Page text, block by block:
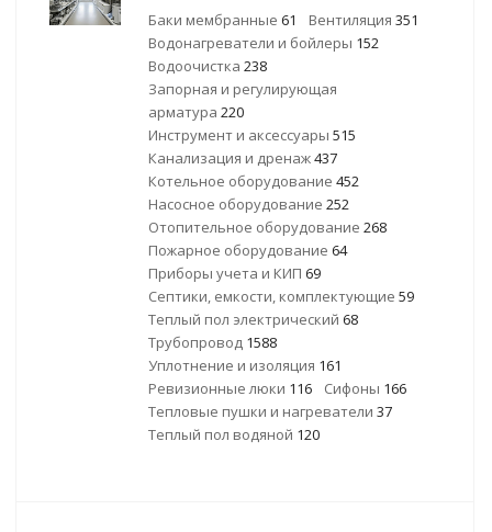
Баки мембранные 61 Вентиляция 351
Водонагреватели и бойлеры 152
Водоочистка 238
Запорная и регулирующая
арматура 220
Инструмент и аксессуары 515
Канализация и дренаж437
Котельное оборудование 452
Насосное оборудование 252
Отопительное оборудование 268
Пожарное оборудование 64
Приборы учета и КИП 69
Септики, емкости, комплектующие 59
Теплый пол электрический 68
Трубопровод 1588
Уплотнение и изоляция 161
Ревизионные люки 116 Сифоны 166
Тепловые пушки и нагреватели 37
Теплый пол водяной 120